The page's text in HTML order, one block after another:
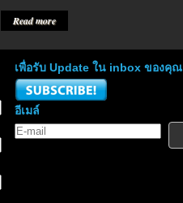
Read more
เพื่อรับ Update ใน inbox ของคุณ
อีเมล์